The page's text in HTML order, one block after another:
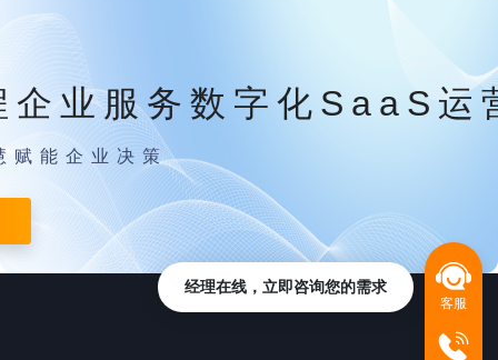
企业服务数字化SaaS运
赋能企业决策
客服
经理在线，立即咨询您的需求